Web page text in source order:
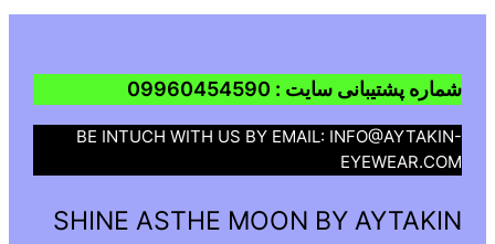
شماره پشتیبانی سایت : 09960454590
BE INTUCH WITH US BY EMAIL: INFO@AYTAKIN-
EYEWEAR.COM
SHINE ASTHE MOON BY AYTAKIN